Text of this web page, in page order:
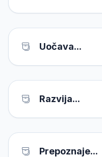
Uočava...
Razvija...
Prepoznaje...